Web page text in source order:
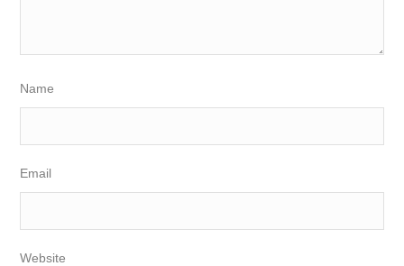
Name
Email
Website